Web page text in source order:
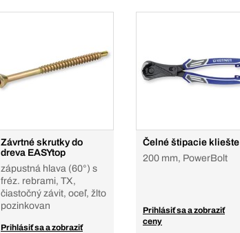
Závrtné skrutky do
dreva EASYtop
zápustná hlava (60°) s
fréz. rebrami, TX,
čiastočný závit, oceľ, žlto
pozinkovan
Prihlásiť sa a zobraziť
Čelné štipacie kliešte
200 mm, PowerBolt
Prihlásiť sa a zobraziť
ceny